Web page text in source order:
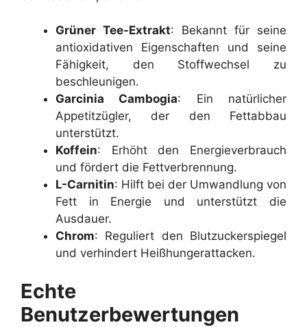
Grüner Tee-Extrakt: Bekannt für seine
antioxidativen Eigenschaften und seine
Fähigkeit, den Stoffwechsel zu
beschleunigen.
Garcinia Cambogia: Ein natürlicher
Appetitzügler, der den Fettabbau
unterstützt.
Koffein: Erhöht den Energieverbrauch
und fördert die Fettverbrennung.
L-Carnitin: Hilft bei der Umwandlung von
Fett in Energie und unterstützt die
Ausdauer.
Chrom: Reguliert den Blutzuckerspiegel
und verhindert Heißhungerattacken.
Echte
Benutzerbewertungen